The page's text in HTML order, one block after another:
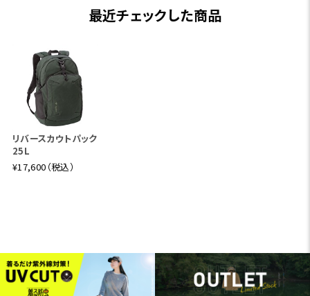
最近チェックした商品
リバースカウトパック
25L
¥17,600（税込）